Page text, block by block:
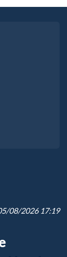
08/2026 17:19